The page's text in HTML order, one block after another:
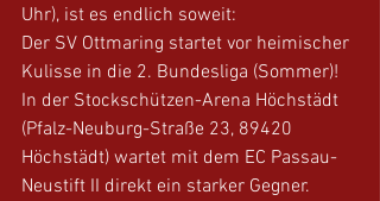
Uhr), ist es endlich soweit:
Der SV Ottmaring startet vor heimischer
Kulisse in die 2. Bundesliga (Sommer)!
In der Stockschützen-Arena Höchstädt
(Pfalz-Neuburg-Straße 23, 89420
Höchstädt) wartet mit dem EC Passau-
Neustift II direkt ein starker Gegner.